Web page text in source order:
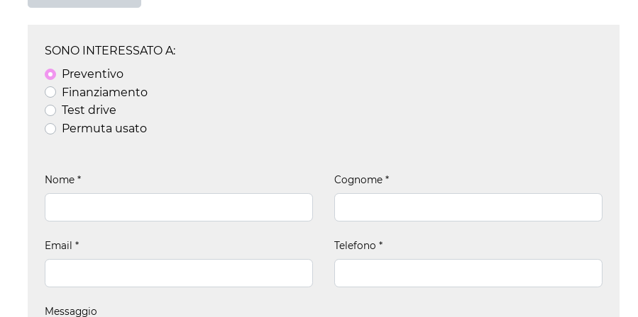
SONO INTERESSATO A:
Preventivo
Finanziamento
Test drive
Permuta usato
Nome * Cognome *
Email * Telefono *
Messaggio